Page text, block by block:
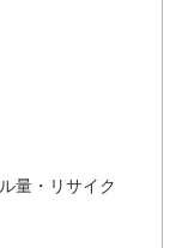
量・リサイク